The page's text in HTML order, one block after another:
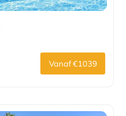
Vanaf €1039